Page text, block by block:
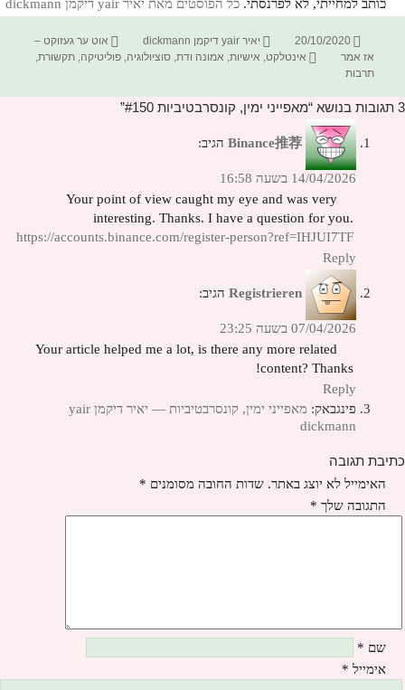
כותב למחייתי, לא לפרנסתי. כל הפוסטים מאת יאיר yair דיקמן dickmann‏
פורסם
בתאריך
20/10/2020 מחבר
יאיר yair דיקמן dickmann קטגוריות
אוט ער געזוקט –
אז אמר
תגיות
אינטלקט אישיות אמונה ודת ,סוציולוגיה ,פוליטיקה ,תקשורת
תרבות
3 תגובות בנושא “מאפייני ימין, קונסרבטיביות #150”
Binance推荐 הגיב:
14/04/2026 בשעה 16:58
Your point of view caught my eye and was very
interesting. Thanks. I have a question for you.
https://accounts.binance.com/register-person?ref=IHJUI7TF
Reply
Registrieren הגיב:
07/04/2026 בשעה 23:25
Your article helped me a lot, is there any more related
content? Thanks!
Reply
פינגבאק:
מאפייני ימין, קונסרבטיביות — יאיר דיקמן yair
dickmann
כתיבת תגובה
האימייל לא יוצג באתר. שדות החובה מסומנים *
התגובה שלך *
שם *
אימייל *